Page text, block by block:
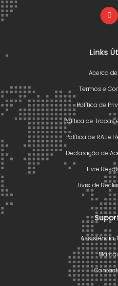
Links
Acerca
Termos e
Política de
Política de Trocas
Política de RAL e
Declaração de
Livre
Livro de
Assistência